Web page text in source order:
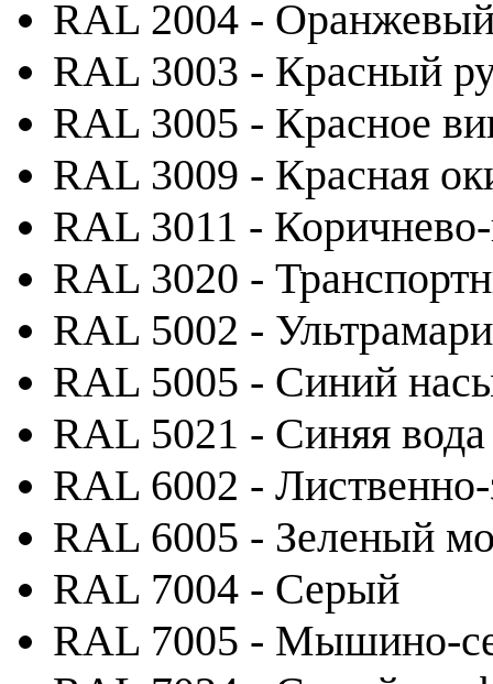
RAL 2004 -
RAL 3003 - Красный
RAL 3005 - Красное
RAL 3009 - Красная
RAL 3011 -
RAL 3020 -
RAL 5002 -
RAL 5005 - Синий
RAL 5021 - Синяя вода
RAL 6002 -
RAL 6005 - Зеленый
RAL 7004 - Серый
RAL 7005 - Мышино-